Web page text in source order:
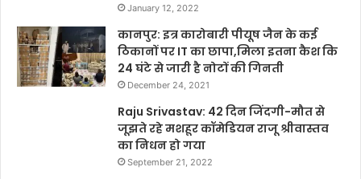
January 12, 2022
कानपुर: इत्र कारोबारी पीयूष जैन के कई
ठिकानों पर IT का छापा,मिला इतना कैश कि
24 घंटे से जारी है नोटों की गिनती
December 24, 2021
Raju Srivastav: 42 दिन जिंदगी-मौत से
जूझते रहे मशहूर कॉमेडियन राजू श्रीवास्तव
का निधन हो गया
September 21, 2022